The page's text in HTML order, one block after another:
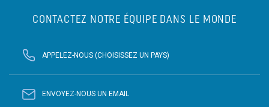
CONTACTEZ NOTRE ÉQUIPE DANS LE MONDE
APPELEZ-NOUS (CHOISISSEZ UN PAYS)
ENVOYEZ-NOUS UN EMAIL